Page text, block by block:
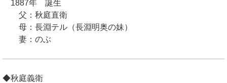
1887年 誕生
父：秋庭直衛
母：長淵テル（長淵明奥の妹）
妻：のぶ
◆秋庭義衛